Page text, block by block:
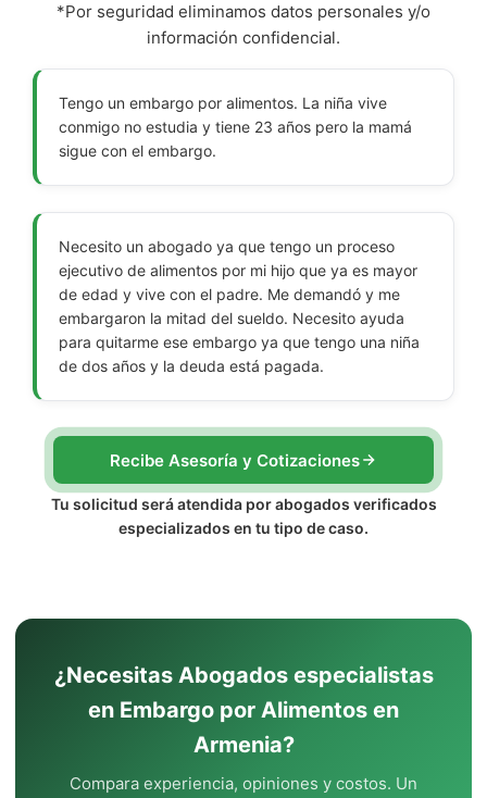
*Por seguridad eliminamos datos personales y/o
información confidencial.
Tengo un embargo por alimentos. La niña vive
conmigo no estudia y tiene 23 años pero la mamá
sigue con el embargo.
Necesito un abogado ya que tengo un proceso
ejecutivo de alimentos por mi hijo que ya es mayor
de edad y vive con el padre. Me demandó y me
embargaron la mitad del sueldo. Necesito ayuda
para quitarme ese embargo ya que tengo una niña
de dos años y la deuda está pagada.
Recibe Asesoría y Cotizaciones
Tu solicitud será atendida por abogados verificados
especializados en tu tipo de caso.
¿Necesitas Abogados especialistas
en Embargo por Alimentos en
Armenia?
Compara experiencia, opiniones y costos. Un